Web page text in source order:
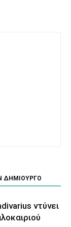
ΔΗΜΙΟΥΡΓΟ
ντύνει